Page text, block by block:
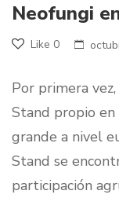
Neofungi
Like 0
Por primera
Stand propio
grande a nivel
Stand se
participación